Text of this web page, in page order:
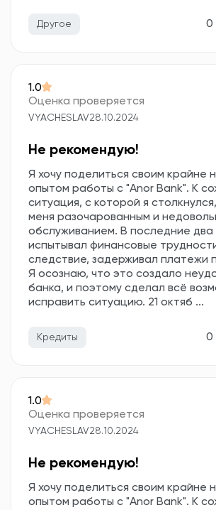
Другое 0
1.0
Оценка проверяется
VYACHESLAV28.10.2024
Не рекомендую!
Я хочу поделиться своим крайне
опытом работы с "Anor Bank". К
ситуация, с которой я
меня разочарованным и
обслуживанием. В последние два
испытывал финансовые
следствие, задерживал платежи
Я осознаю, что это создало
банка, и поэтому сделал всё
исправить ситуацию. 21 октяб ...
Кредиты 0
1.0
Оценка проверяется
VYACHESLAV28.10.2024
Не рекомендую!
Я хочу поделиться своим крайне
опытом работы с "Anor Bank". К